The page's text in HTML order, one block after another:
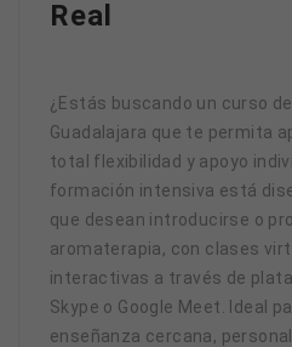
Real
¿Estás buscando un curso
Guadalajara que te permita
total flexibilidad y apoyo
formación intensiva está
que desean introducirse o
aromaterapia, con clases
interactivas a través de
Skype o Google Meet. Ideal
enseñanza cercana,